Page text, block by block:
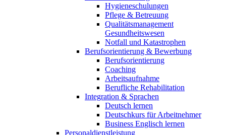
Hygieneschulungen
Pflege & Betreuung
Qualitätsmanagement
Gesundheitswesen
Notfall und Katastrophen
Berufsorientierung & Bewerbung
Berufsorientierung
Coaching
Arbeitsaufnahme
Berufliche Rehabilitation
Integration & Sprachen
Deutsch lernen
Deutschkurs für Arbeitnehmer
Business Englisch lernen
Personaldienstleistung